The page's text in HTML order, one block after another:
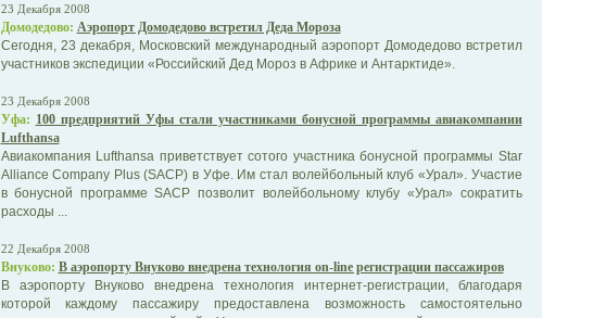
23 Декабря 2008
Домодедово: Аэропорт Домодедово встретил Деда Мороза
Сегодня, 23 декабря, Московский международный аэропорт Домодедово встретил
участников экспедиции «Российский Дед Мороз в Африке и Антарктиде».
23 Декабря 2008
Уфа: 100 предприятий Уфы стали участниками бонусной программы авиакомпании
Lufthansa
Авиакомпания Lufthansa приветствует сотого участника бонусной программы Star
Alliance Company Plus (SACP) в Уфе. Им стал волейбольный клуб «Урал». Участие
в бонусной программе SACP позволит волейбольному клубу «Урал» сократить
расходы ...
22 Декабря 2008
Внуково: В аэропорту Внуково внедрена технология on-line регистрации пассажиров
В аэропорту Внуково внедрена технология интернет-регистрации, благодаря
которой каждому пассажиру предоставлена возможность самостоятельно